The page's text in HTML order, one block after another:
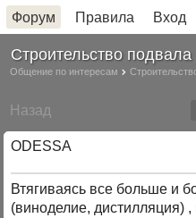
Форум Правила Вход
Строительство подвала
Общение по интересам
Назад
ODESSA
Втягиваясь все больше и
(виноделие, дистилляция)